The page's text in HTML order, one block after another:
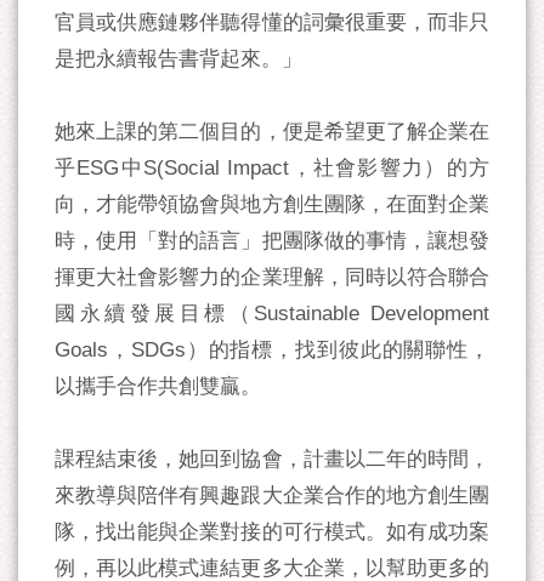
官員或供應鏈夥伴聽得懂的詞彙很重要，而非只
是把永續報告書背起來。」
她來上課的第二個目的，便是希望更了解企業在
乎ESG中S(Social Impact，社會影響力）的方
向，才能帶領協會與地方創生團隊，在面對企業
時，使用「對的語言」把團隊做的事情，讓想發
揮更大社會影響力的企業理解，同時以符合聯合
國永續發展目標（Sustainable Development
Goals，SDGs）的指標，找到彼此的關聯性，
以攜手合作共創雙贏。
課程結束後，她回到協會，計畫以二年的時間，
來教導與陪伴有興趣跟大企業合作的地方創生團
隊，找出能與企業對接的可行模式。如有成功案
例，再以此模式連結更多大企業，以幫助更多的